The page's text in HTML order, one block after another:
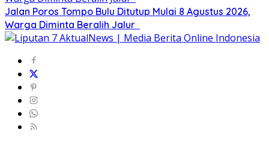
Jalan Poros Tompo Bulu Ditutup Mulai 8 Agustus 2026,
Warga Diminta Beralih Jalur